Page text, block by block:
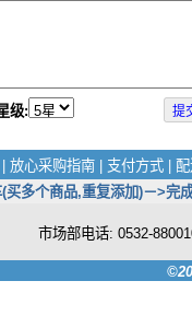
级:
放心采购指南 支付方式
买多个商品,重复添加)－>
市场部电话: 0532-